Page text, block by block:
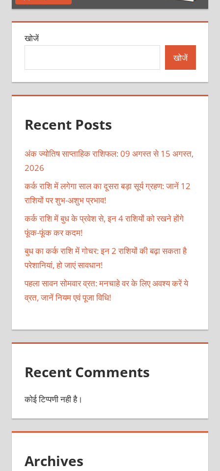
खोजें
खोजें
Recent Posts
अंक ज्योतिष साप्ताहिक राशिफल: 09 अगस्त से 15 अगस्त,
2026
कर्क राशि में लगेगा साल का दूसरा बड़ा सूर्य ग्रहण: जानें 12
राशियों पर शुभ-अशुभ प्रभाव!
कर्क राशि में बुध के प्रवेश से, इन 4 राशियों को रखने होंगे
फूंक-फूंक कर कदम!
बुध का कर्क राशि में गोचर: इन 2 राशियों की बढ़ा सकता है
परेशानियां, हो जाएं सावधान!
पहला सावन सोमवार व्रत: मनचाहे वर के लिए अवश्य करें ये
व्रत, जानें नियम एवं पूजा विधि!
Recent Comments
कोई टिप्पणी नही है।
Archives